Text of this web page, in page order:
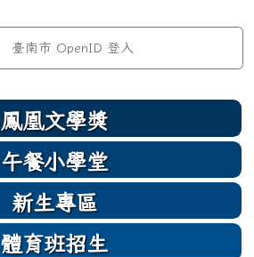
臺南市 OpenID 登入
鳳凰文學獎
午餐小學堂
新生專區
體育班招生